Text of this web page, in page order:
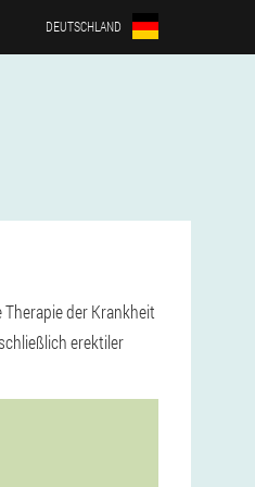
DEUTSCHLAND
der Krankheit
erektiler